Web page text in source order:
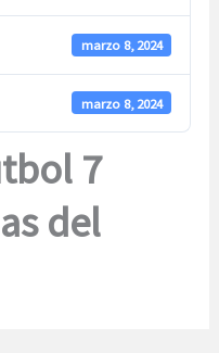
marzo 8, 2024
marzo 8, 2024
7
del